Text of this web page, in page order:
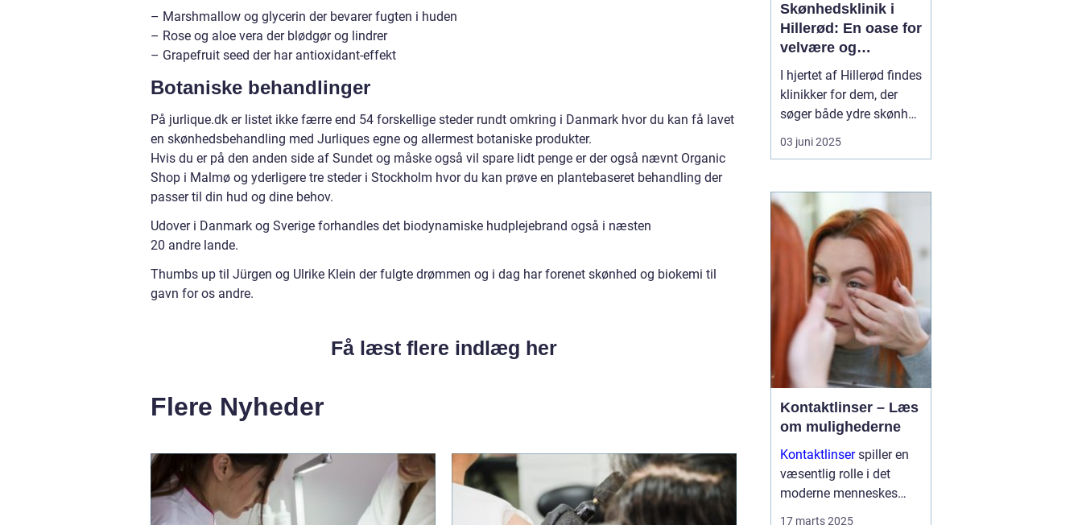
– Marshmallow og glycerin der bevarer fugten i huden
– Rose og aloe vera der blødgør og lindrer
– Grapefruit seed der har antioxidant-effekt
Botaniske behandlinger
På jurlique.dk er listet ikke færre end 54 forskellige steder rundt omkring i Danmark hvor du kan få lavet
en skønhedsbehandling med Jurliques egne og allermest botaniske produkter.
Hvis du er på den anden side af Sundet og måske også vil spare lidt penge er der også nævnt Organic
Shop i Malmø og yderligere tre steder i Stockholm hvor du kan prøve en plantebaseret behandling der
passer til din hud og dine behov.
Udover i Danmark og Sverige forhandles det biodynamiske hudplejebrand også i næsten
20 andre lande.
Thumbs up til Jürgen og Ulrike Klein der fulgte drømmen og i dag har forenet skønhed og biokemi til
gavn for os andre.
Få læst flere indlæg her
Flere Nyheder
Skønhedsklinik i
Hillerød: En oase for
velvære og
selvforkælelse
I hjertet af Hillerød findes
klinikker for dem, der
søger både ydre skønhed
og indre velvære en unik
skønhedsklinik i Hillerød
03 juni 2025
Kontaktlinser – Læs
om mulighederne
Kontaktlinserspiller en
væsentlig rolle i det
moderne menneskes
17 marts 2025